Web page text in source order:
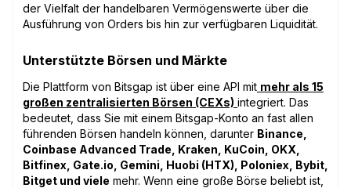
der Vielfalt der handelbaren Vermögenswerte über die
Ausführung von Orders bis hin zur verfügbaren Liquidität.
Unterstützte Börsen und Märkte
Die Plattform von Bitsgap ist über eine API mit mehr als 15
großen zentralisierten Börsen (CEXs) integriert. Das
bedeutet, dass Sie mit einem Bitsgap-Konto an fast allen
führenden Börsen handeln können, darunter Binance,
Coinbase Advanced Trade, Kraken, KuCoin, OKX,
Bitfinex, Gate.io, Gemini, Huobi (HTX), Poloniex, Bybit,
Bitget und viele mehr. Wenn eine große Börse beliebt ist,